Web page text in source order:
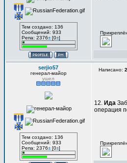
Тем создано: 136
Сообщений: 933
Репа: 2376±[0±]
serjio57
генерал-майор
ушел
Тем создано: 136
Сообщений: 933
Репа: 2376±[0±]
Написано:
12. Ида
операция